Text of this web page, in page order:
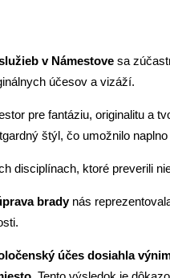
v Námestove sa
účesov a vizáží.
pre fantáziu, originalitu a
štýl, čo umožnilo
disciplínach, ktoré preverili
bradynás
účes dosiahla